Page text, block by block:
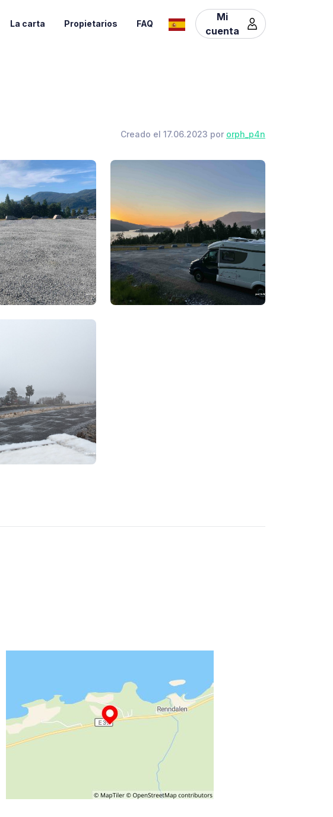
La carta Propietarios FAQ
Mi
cuenta
Creado el 17.06.2023 por orph_p4n